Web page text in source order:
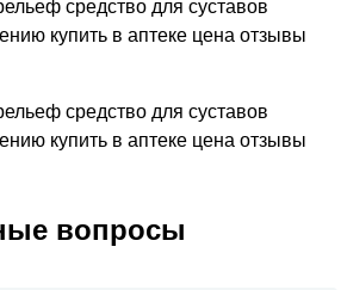
вопросы